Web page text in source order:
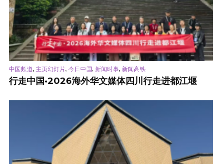
中国频道, 主页幻灯片, 今日中国, 新闻时事, 新闻高铁
行走中国·2026海外华文媒体四川行走进都江堰